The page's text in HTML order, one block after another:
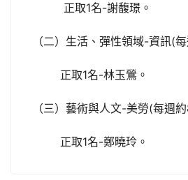
正取1名-謝馥璟。
（二）生活、彈性領域-資訊(
正取1名-林玉鶯。
（三）藝術與人文-美勞(每週約
正取1名-鄭曉玲。